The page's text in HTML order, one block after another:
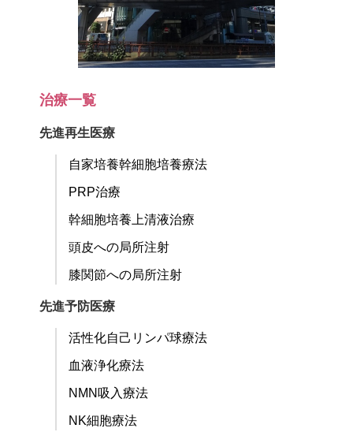
治療一覧
先進再生医療
自家培養幹細胞培養療法
PRP治療
幹細胞培養上清液治療
頭皮への局所注射
膝関節への局所注射
先進予防医療
活性化自己リンパ球療法
血液浄化療法
NMN吸入療法
NK細胞療法